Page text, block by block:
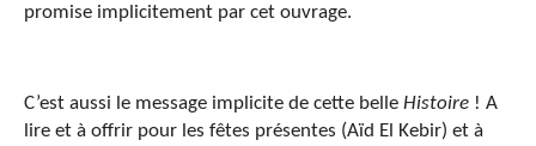
promise implicitement par cet ouvrage.
C’est aussi le message implicite de cette belle Histoire ! A
lire et à offrir pour les fêtes présentes (Aïd El Kebir) et à